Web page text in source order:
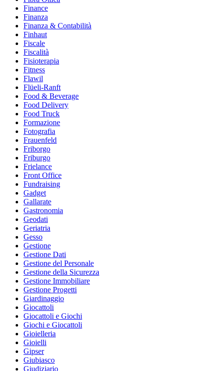
Finance
Finanza
Finanza & Contabilità
Finhaut
Fiscale
Fiscalità
Fisioterapia
Fitness
Flawil
Flüeli-Ranft
Food & Beverage
Food Delivery
Food Truck
Formazione
Fotografia
Frauenfeld
Friborgo
Friburgo
Frielance
Front Office
Fundraising
Gadget
Gallarate
Gastronomia
Geodati
Geriatria
Gesso
Gestione
Gestione Dati
Gestione del Personale
Gestione della Sicurezza
Gestione Immobiliare
Gestione Progetti
Giardinaggio
Giocattoli
Giocattoli e Giochi
Giochi e Giocattoli
Gioielleria
Gioielli
Gipser
Giubiasco
Giudiziario